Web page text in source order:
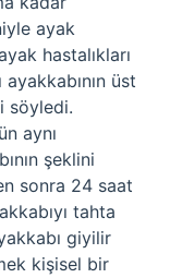
ayak
hastalıkları
üst
söyledi.
aynı
şeklini
sonra 24 saat
tahta
giyilir
kişisel bir